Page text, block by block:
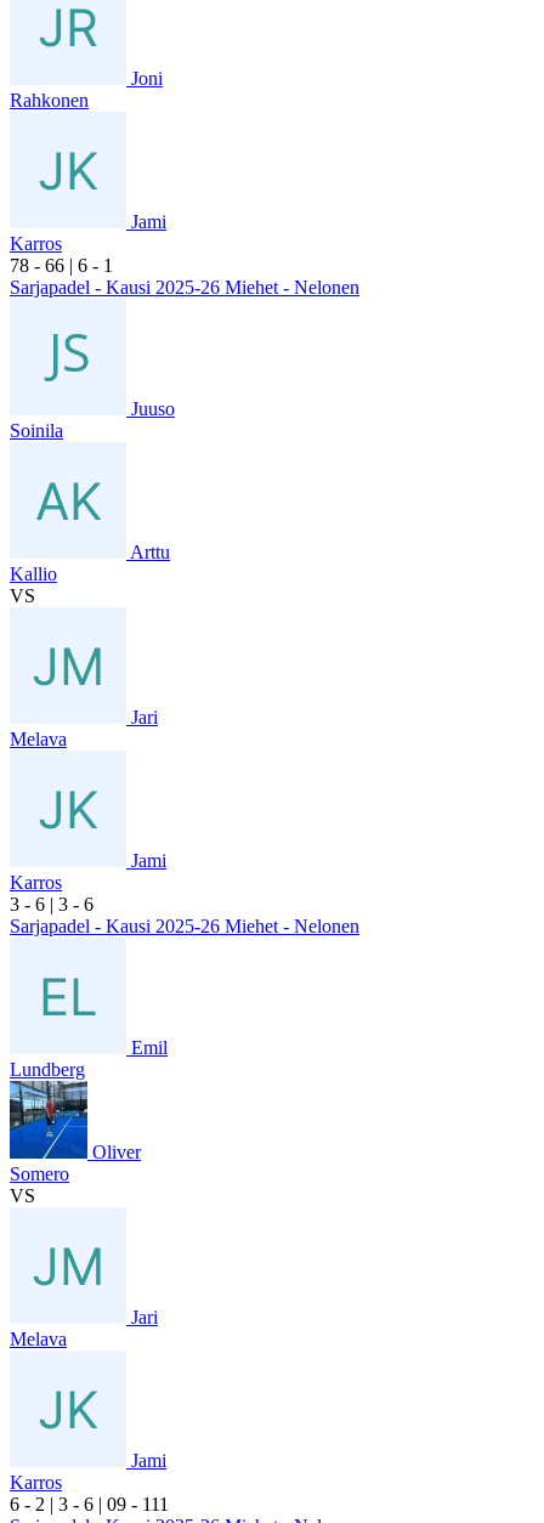
Joni
Rahkonen
Jami
Karros
78 - 66 | 6 - 1
Sarjapadel - Kausi 2025-26 Miehet - Nelonen
Juuso
Soinila
Arttu
Kallio
VS
Jari
Melava
Jami
Karros
3 - 6 | 3 - 6
Sarjapadel - Kausi 2025-26 Miehet - Nelonen
Emil
Lundberg
Oliver
Somero
VS
Jari
Melava
Jami
Karros
6 - 2 | 3 - 6 | 09 - 111